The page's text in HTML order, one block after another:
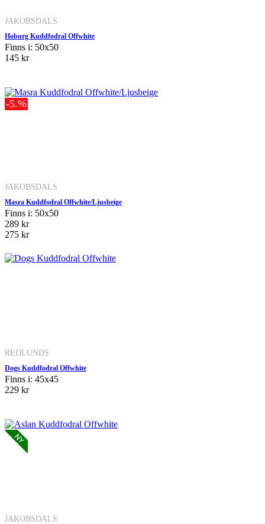
JAKOBSDALS
Hoburg Kuddfodral Offwhite
Finns i: 50x50
145 kr
-5.%
JAKOBSDALS
Masra Kuddfodral Offwhite/Ljusbeige
Finns i: 50x50
289 kr
275 kr
REDLUNDS
Dogs Kuddfodral Offwhite
Finns i: 45x45
229 kr
JAKOBSDALS